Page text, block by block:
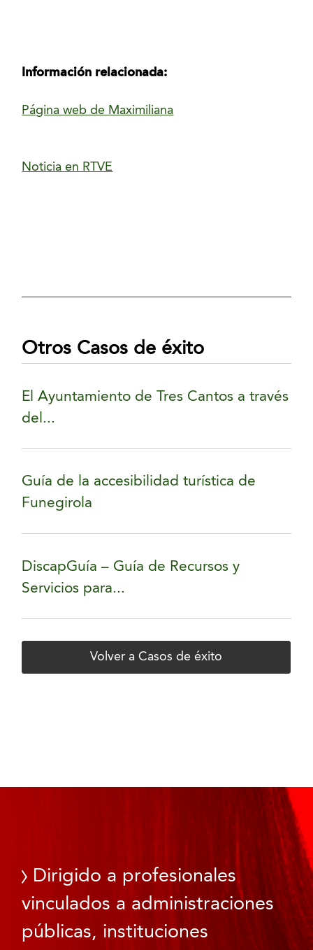
Información relacionada:
Página web de Maximiliana
Noticia en RTVE
Otros Casos de éxito
El Ayuntamiento de Tres Cantos a través
del...
Guía de la accesibilidad turística de
Funegirola
DiscapGuía – Guía de Recursos y
Servicios para...
Volver a Casos de éxito
Dirigido a profesionales
vinculados a administraciones
públicas, instituciones